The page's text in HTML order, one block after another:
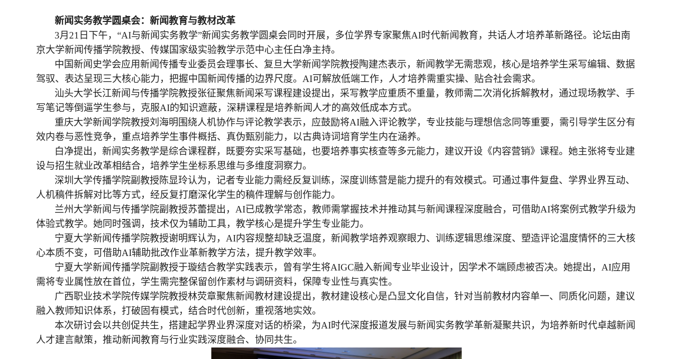
新闻实务教学圆桌会： 新闻教育与教材改革
3月21日下午，“AI与新闻实务教学”新闻实务教学圆桌会同时开展，多位学界专家聚焦AI时代新闻教育，共话人才培养革新路径。论坛由南
京大学新闻传播学院教授、传媒国家级实验教学示范中心主任白净主持。
中国新闻史学会应用新闻传播专业委员会理事长、复旦大学新闻学院教授陶建杰表示，新闻教学无需悲观，核心是培养学生采写编辑、数据
驾驭、表达呈现三大核心能力，把握中国新闻传播的边界尺度。 AI可解放低端工作，人才培养需重实操、贴合社会需求。
汕头大学长江新闻与传播学院教授张征聚焦新闻采写课程建设提出，采写教学应重质不重量，教师需二次消化拆解教材，通过现场教学、手
写笔记等倒逼学生参与，克服AI的知识遮蔽，深耕课程是培养新闻人才的高效低成本方式。
重庆大学新闻学院教授刘海明围绕人机协作与评论教学表示，应鼓励将AI融入评论教学，专业技能与理想信念同等重要，需引导学生区分有
效内卷与恶性竞争，重点培养学生事件概括、真伪甄别能力，以古典诗词培育学生内在涵养。
白净提出，新闻实务教学是综合课程群，既要夯实采写基础，也要培养事实核查等多元能力，建议开设《内容营销》课程。她主张将专业建
设与招生就业改革相结合，培养学生坐标系思维与多维度洞察力。
深圳大学传播学院副教授陈显玲认为，记者专业能力需经反复训练，深度训练营是能力提升的有效模式。可通过事件复盘、学界业界互动、
人机稿件拆解对比等方式，经反复打磨深化学生的稿件理解与创作能力。
兰州大学新闻与传播学院副教授苏蕾提出， AI已成教学常态，教师需掌握技术并推动其与新闻课程深度融合，可借助AI将案例式教学升级为
体验式教学。她同时强调，技术仅为辅助工具，教学核心是提升学生专业能力。
宁夏大学新闻传播学院教授谢明辉认为， AI内容规整却缺乏温度，新闻教学培养观察眼力、训练逻辑思维深度、塑造评论温度情怀的三大核
心本质不变，可借助AI辅助批改作业革新教学方法，提升教学效率。
宁夏大学新闻传播学院副教授于璇结合教学实践表示，曾有学生将AIGC融入新闻专业毕业设计，因学术不端顾虑被否决。她提出，AI应用
需将专业属性放在首位，学生需完整保留创作素材与调研资料，保障专业性与真实性。
广西职业技术学院传媒学院教授林荧章聚焦新闻教材建设提出，教材建设核心是凸显文化自信，针对当前教材内容单一、同质化问题，建议
融入教师知识体系，打破固有模式，结合时代创新，重视落地实效。
本次研讨会以共创促共生，搭建起学界业界深度对话的桥梁，为AI时代深度报道发展与新闻实务教学革新凝聚共识，为培养新时代卓越新闻
人才建言献策，推动新闻教育与行业实践深度融合、协同共生。